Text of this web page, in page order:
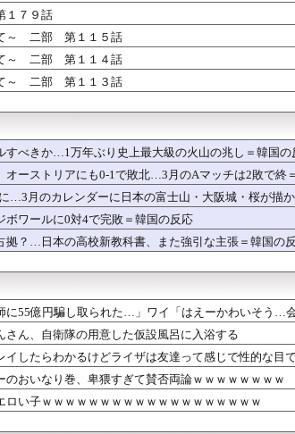
供与、ミサイル部隊90人派遣開始…さらに80...
！」
ンツ＆お尻のイラスト投稿にネット衝撃「この質感...
鯉=竜【8/6】
路上で特別サービスをやってしまうｗｗｗｗｗｗｗ
語開始時点が既にn周目だったって仕掛けがあるよ...
い
で１ヶ月で９６００人死亡……
が白いタキシードで同僚の結婚式へ乱入した。警備...
スパイア多いよね
のにそれを面倒くさいとかDL版選ぶ理由だわと...
の倍なんだけど今だと買い増してしまいそ...
三井寺がデビューｗｗｗｗｗｗ
水着グラビアが大迫力すぎるwwwwww美澄衿依...
輩にお姉ちゃん呼びさせてる…【声優】
よく言われるけど、女と人付き合いとかめんどくさ...
エグいって・・・
うな見た目じゃない？
してね！」
けたワールドスターBTSの威厳！』、『グラミ...
選びは周回重視？高難度対策との優先度を議論
どう使う？モンスター別の回避と攻撃チャンスまと...
ないなら午前2時に一人で墓石を木刀で叩き割れる...
１７９話
～ 二部 第１１５話
～ 二部 第１１４話
～ 二部 第１１３話
すべきか…1万年ぶり史上最大級の火山の兆し＝韓国の
オーストリアにも0-1で敗北…3月のAマッチは2敗で終
…3月のカレンダーに日本の富士山・大阪城・桜が描
ボワールに0対4で完敗＝韓国の反応
拠？…日本の高校新教科書、また強引な主張＝韓国の
に55億円騙し取られた…」ワイ「はえーかわいそう…
さん、自衛隊の用意した仮設風呂に入浴する
イしたらわかるけどライザは友達って感じで性的な目
のおいなり巻、卑猥すぎて賛否両論ｗｗｗｗｗｗｗｗ
ロい子ｗｗｗｗｗｗｗｗｗｗｗｗｗｗｗｗｗｗｗ